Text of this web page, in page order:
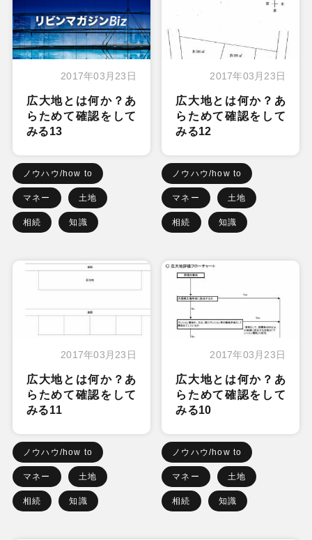
2017年03月23日
広大地とは何か？あ
らためて確認をして
みる13
ノウハウ/how to
マネー 土地
相続 知識
2017年03月23日
広大地とは何か？あ
らためて確認をして
みる12
ノウハウ/how to
マネー 土地
相続 知識
2017年03月23日
広大地とは何か？あ
らためて確認をして
みる11
ノウハウ/how to
マネー 土地
相続 知識
2017年03月23日
広大地とは何か？あ
らためて確認をして
みる10
ノウハウ/how to
マネー 土地
相続 知識